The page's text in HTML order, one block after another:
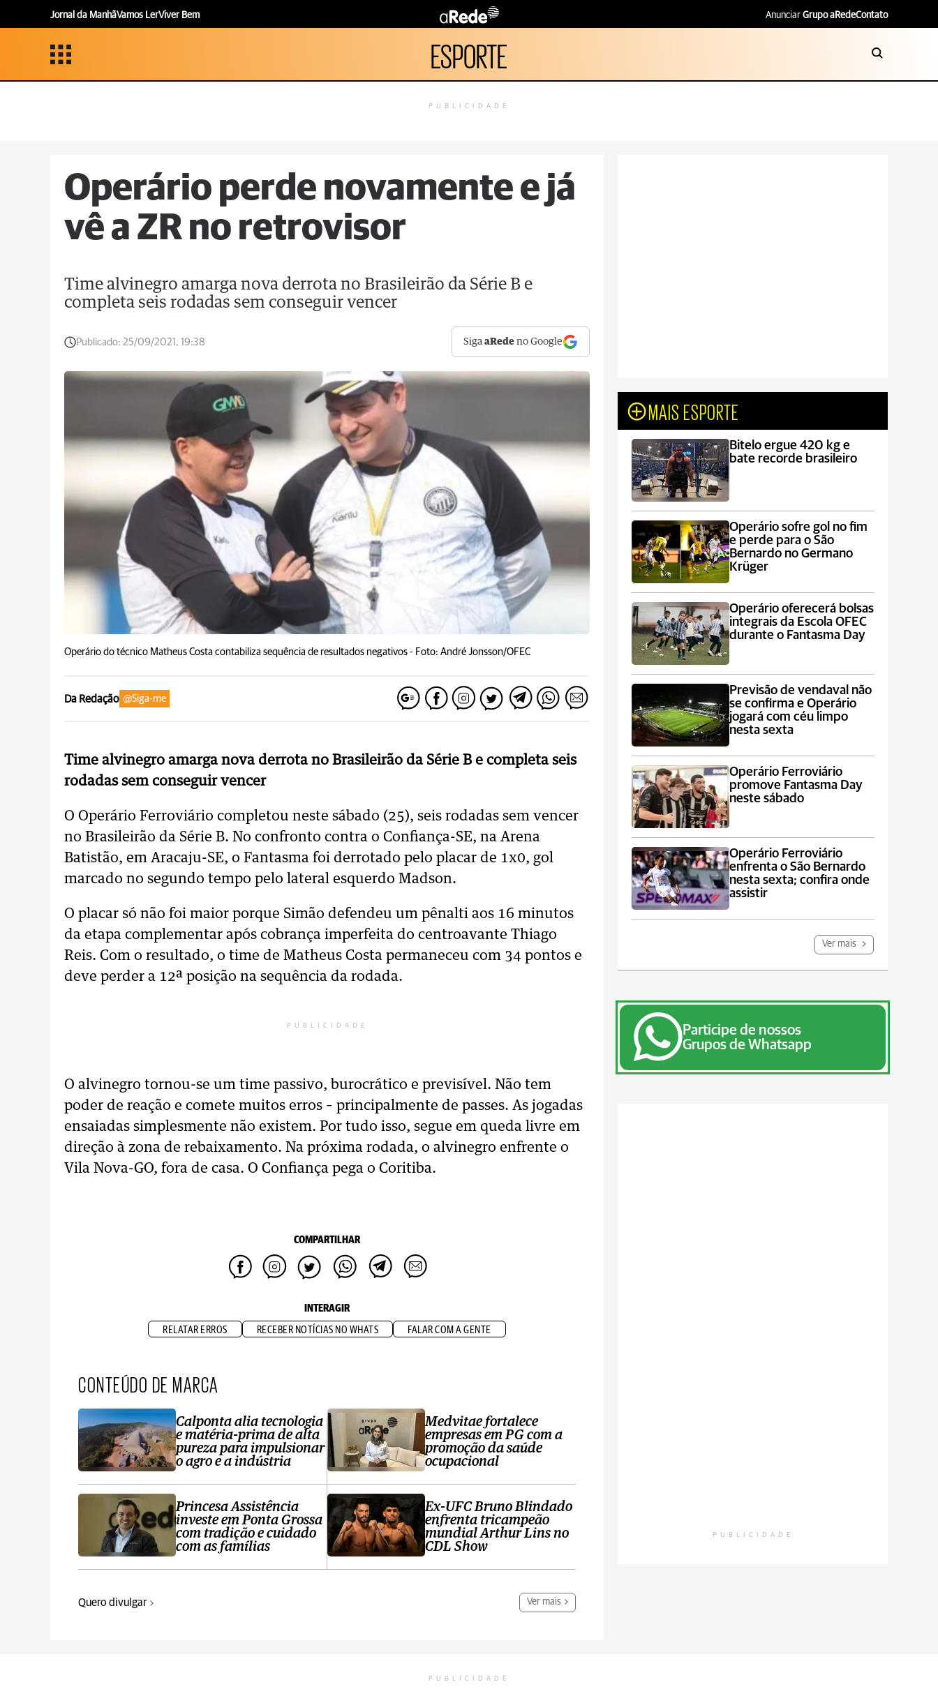
Jornal da ManhãVamos LerViver Bem Anunciar Grupo aRedeContato
ESPORTE
PUBLICIDADE
Operário perde novamente e já
vê a ZR no retrovisor
Time alvinegro amarga nova derrota no Brasileirão da Série B e
completa seis rodadas sem conseguir vencer
Publicado: 25/09/2021, 19:38 SigaaRede no Google
Operário do técnico Matheus Costa contabiliza sequência de resultados negativos - Foto: André Jonsson/OFEC
Da Redação @Siga-me
Time alvinegro amarga nova derrota no Brasileirão da Série B e completa seis
rodadas sem conseguir vencer
O Operário Ferroviário completou neste sábado (25), seis rodadas sem vencer
no Brasileirão da Série B. No confronto contra o Confiança-SE, na Arena
Batistão, em Aracaju-SE, o Fantasma foi derrotado pelo placar de 1x0, gol
marcado no segundo tempo pelo lateral esquerdo Madson.
O placar só não foi maior porque Simão defendeu um pênalti aos 16 minutos
da etapa complementar após cobrança imperfeita do centroavante Thiago
Reis. Com o resultado, o time de Matheus Costa permaneceu com 34 pontos e
deve perder a 12ª posição na sequência da rodada.
PUBLICIDADE
O alvinegro tornou-se um time passivo, burocrático e previsível. Não tem
poder de reação e comete muitos erros – principalmente de passes. As jogadas
ensaiadas simplesmente não existem. Por tudo isso, segue em queda livre em
direção à zona de rebaixamento. Na próxima rodada, o alvinegro enfrente o
Vila Nova-GO, fora de casa. O Confiança pega o Coritiba.
COMPARTILHAR
INTERAGIR
RELATAR ERROS RECEBER NOTÍCIAS NO WHATS FALAR COM A GENTE
CONTEÚDO DE MARCA
Calponta alia tecnologia
e matéria-prima de alta
pureza para impulsionar
o agro e a indústria
Princesa Assistência
investe em Ponta Grossa
com tradição e cuidado
com as famílias
Medvitae fortalece
empresas em PG com a
promoção da saúde
ocupacional
Ex-UFC Bruno Blindado
enfrenta tricampeão
mundial Arthur Lins no
CDL Show
Quero divulgar Ver mais
MAIS ESPORTE
Bitelo ergue 420 kg e
bate recorde brasileiro
Operário sofre gol no fim
e perde para o São
Bernardo no Germano
Krüger
Operário oferecerá bolsas
integrais da Escola OFEC
durante o Fantasma Day
Previsão de vendaval não
se confirma e Operário
jogará com céu limpo
nesta sexta
Operário Ferroviário
promove Fantasma Day
neste sábado
Operário Ferroviário
enfrenta o São Bernardo
nesta sexta; confira onde
assistir
Ver mais
Participe de nossos
Grupos de Whatsapp
PUBLICIDADE
PUBLICIDADE